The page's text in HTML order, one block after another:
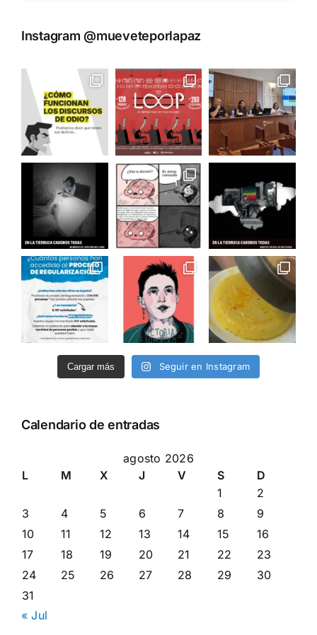
Instagram @mueveteporlapaz
Cargar más Seguir en Instagram
Calendario de entradas
agosto 2026
L
M X J V S
D
1
2
3
4 5 6 7 8
9
10
11 12 13 14 15
16
17
18 19 20 21 22
23
24
25 26 27 28 29
30
31
« Jul